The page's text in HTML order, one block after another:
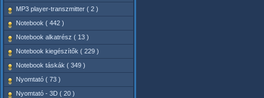
MP3 player-transzmitter ( 2 )
Notebook ( 442 )
Notebook alkatrész ( 13 )
Notebook kiegészítők ( 229 )
Notebook táskák ( 349 )
Nyomtató ( 73 )
Nyomtató - 3D ( 20 )